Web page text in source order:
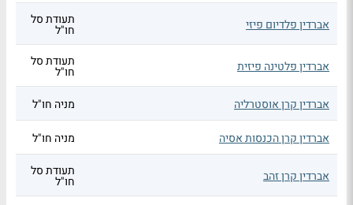
אברדין פלדיום פיזי תעודת סל
חו"ל
אברדין פלטינה פיזית תעודת סל
חו"ל
אברדין קרן אוסטרליה
מניה חו"ל
אברדין קרן הכנסות אסיה מניה חו"ל
אברדין קרן זהב תעודת סל
חו"ל